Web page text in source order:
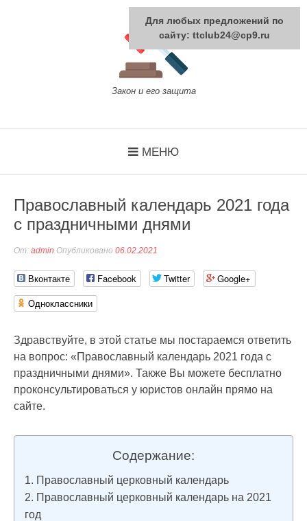
Закон и его защита
МЕНЮ
Православный календарь 2021 года
с праздничными днями
От: admin Опубликовано 06.02.2021
Вконтакте Facebook Twitter
Google+
Одноклассники
Здравствуйте, в этой статье мы постараемся ответить
на вопрос: «Православный календарь 2021 года с
праздничными днями». Также Вы можете бесплатно
проконсультироваться у юристов онлайн прямо на
сайте.
Содержание:
Православный церковный календарь
Православный церковный календарь на 2021
год
Для любых предложений по
сайту: ttclub24@cp9.ru